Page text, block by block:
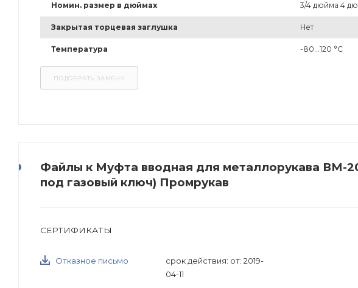
Номин. размер в дюймах 3/4 дюйма 4
Закрытая торцевая заглушка Нет
Температура -80...120 °C
Файлы к Муфта вводная для металлорукава ВМ-
под газовый ключ) Промрукав
СЕРТИФИКАТЫ
Отказное письмо
срок действия: от: 2019-
04-11